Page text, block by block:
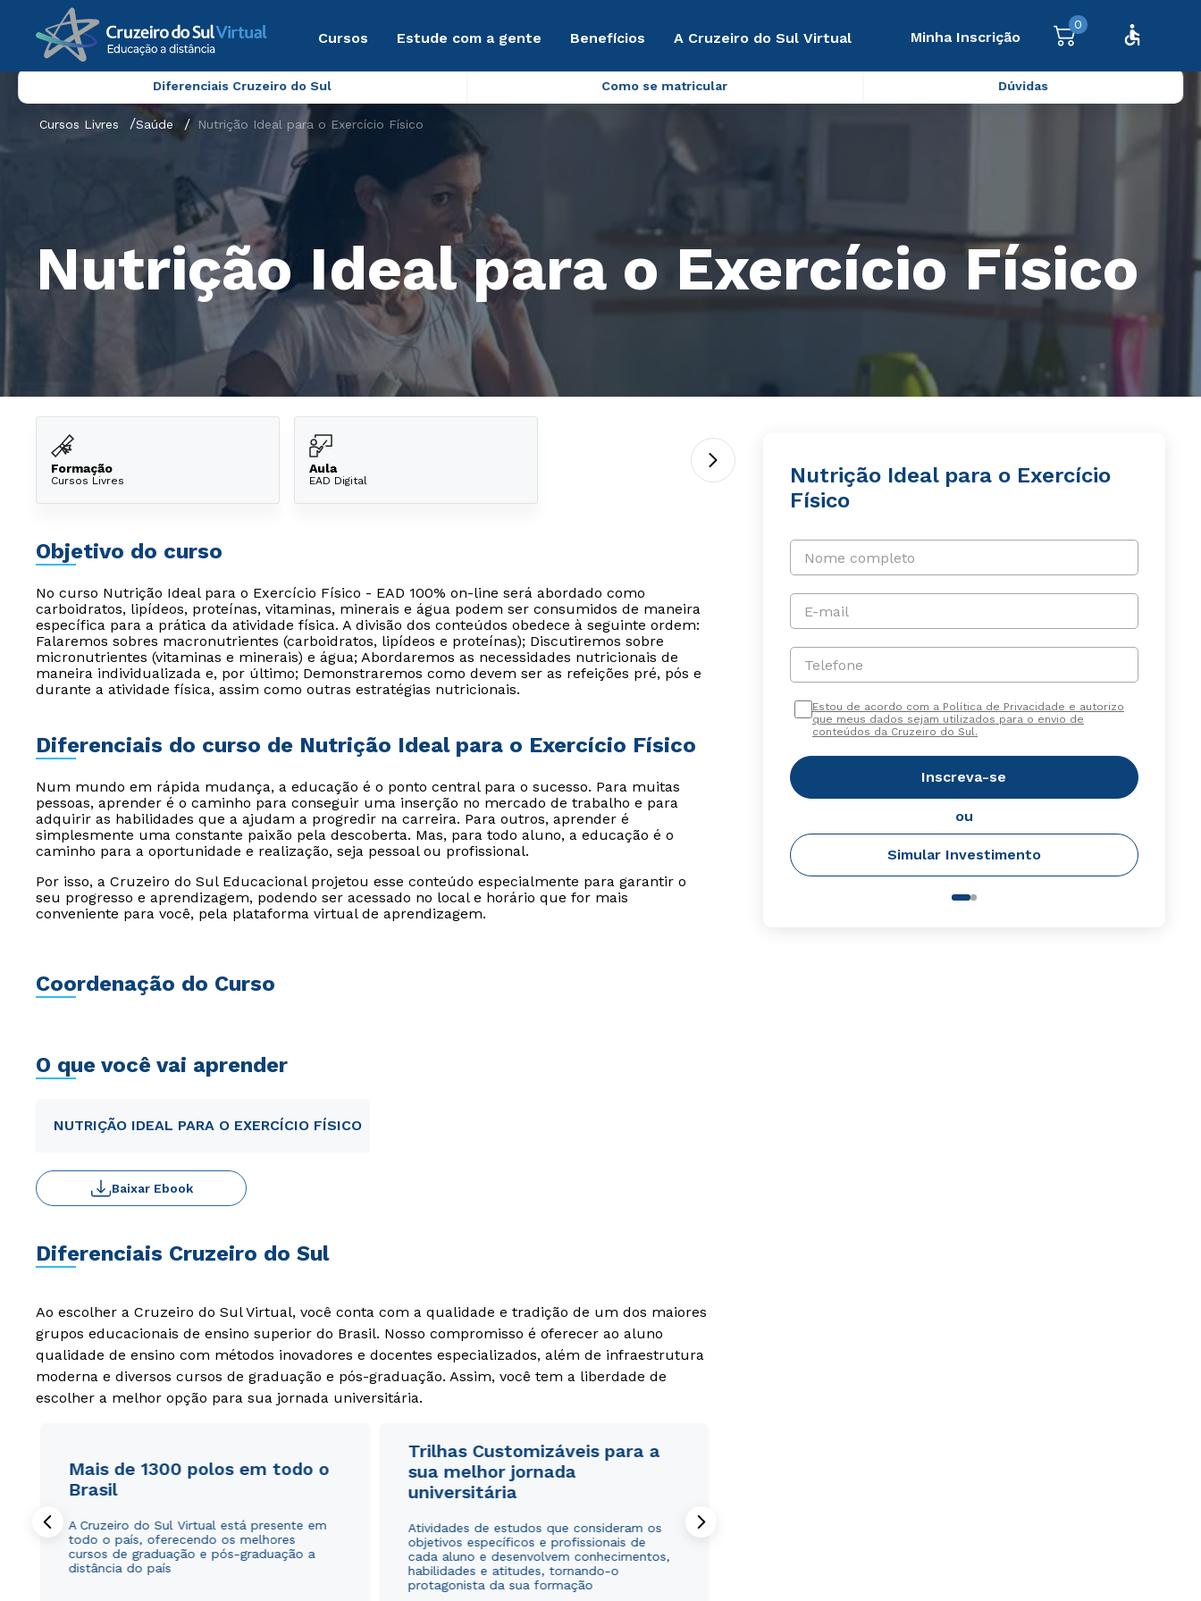
Cursos Estude com a gente Benefícios A Cruzeiro do Sul Virtual Minha Inscrição
0
Diferenciais Cruzeiro do Sul Como se matricular Dúvidas
Cursos Livres Saúde Nutrição Ideal para o Exercício Físico
Nutrição Ideal para o Exercício Físico
Formação
Cursos Livres
Aula
EAD Digital
Objetivo do curso
No curso Nutrição Ideal para o Exercício Físico - EAD 100% on-line será abordado como
carboidratos, lipídeos, proteínas, vitaminas, minerais e água podem ser consumidos de maneira
específica para a prática da atividade física. A divisão dos conteúdos obedece à seguinte ordem:
Falaremos sobres macronutrientes (carboidratos, lipídeos e proteínas); Discutiremos sobre
micronutrientes (vitaminas e minerais) e água; Abordaremos as necessidades nutricionais de
maneira individualizada e, por último; Demonstraremos como devem ser as refeições pré, pós e
durante a atividade física, assim como outras estratégias nutricionais.
Diferenciais do curso de Nutrição Ideal para o Exercício Físico
Num mundo em rápida mudança, a educação é o ponto central para o sucesso. Para muitas
pessoas, aprender é o caminho para conseguir uma inserção no mercado de trabalho e para
adquirir as habilidades que a ajudam a progredir na carreira. Para outros, aprender é
simplesmente uma constante paixão pela descoberta. Mas, para todo aluno, a educação é o
caminho para a oportunidade e realização, seja pessoal ou profissional.
Por isso, a Cruzeiro do Sul Educacional projetou esse conteúdo especialmente para garantir o
seu progresso e aprendizagem, podendo ser acessado no local e horário que for mais
conveniente para você, pela plataforma virtual de aprendizagem.
Coordenação do Curso
O que você vai aprender
NUTRIÇÃO IDEAL PARA O EXERCÍCIO FÍSICO
Baixar Ebook
Diferenciais Cruzeiro do Sul
Ao escolher a Cruzeiro do Sul Virtual, você conta com a qualidade e tradição de um dos maiores
grupos educacionais de ensino superior do Brasil. Nosso compromisso é oferecer ao aluno
qualidade de ensino com métodos inovadores e docentes especializados, além de infraestrutura
moderna e diversos cursos de graduação e pós-graduação. Assim, você tem a liberdade de
escolher a melhor opção para sua jornada universitária.
Mais de 1300 polos em todo o
Brasil
A Cruzeiro do Sul Virtual está presente em
todo o país, oferecendo os melhores
cursos de graduação e pós-graduação a
distância do país
Trilhas Customizáveis para a
sua melhor jornada
universitária
Atividades de estudos que consideram os
objetivos específicos e profissionais de
cada aluno e desenvolvem conhecimentos,
habilidades e atitudes, tornando-o
protagonista da sua formação
Nutrição Ideal para o Exercício
Físico
Nome completo
E-mail
Telefone
Estou de acordo com a Política de Privacidade e autorizo
que meus dados sejam utilizados para o envio de
conteúdos da Cruzeiro do Sul.
Inscreva-se
ou
Simular Investimento
ou
Estou de acordo com aPolítica de Privacidade.
ou
Estou de acordo com aPolítica de Privacidade.